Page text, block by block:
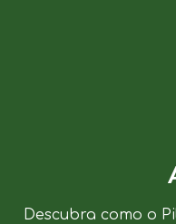
Descubra como o